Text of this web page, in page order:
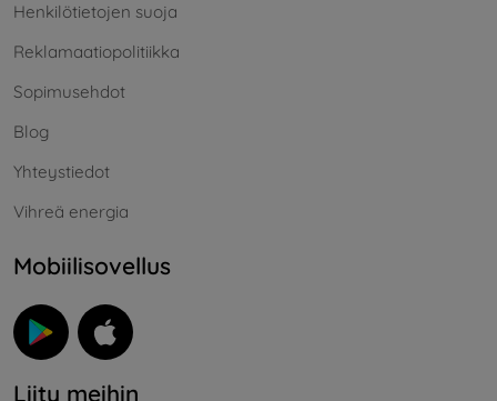
Henkilötietojen suoja
Reklamaatiopolitiikka
Sopimusehdot
Blog
Yhteystiedot
Vihreä energia
Mobiilisovellus
Liity meihin